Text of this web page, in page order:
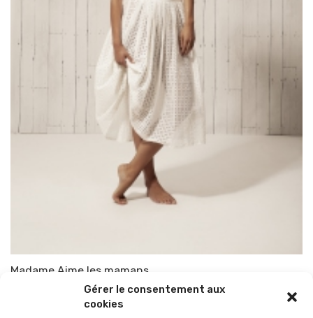
Gérer le consentement aux
cookies
Madame Aime les mamans
TOP-PARENTS 2 février 2015